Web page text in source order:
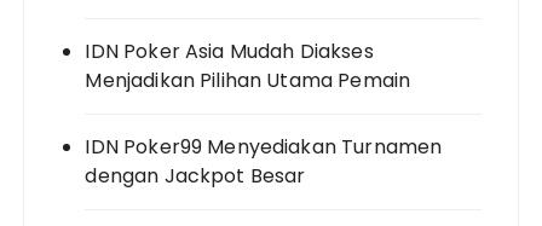
IDN Poker Asia Mudah Diakses
Menjadikan Pilihan Utama Pemain
IDN Poker99 Menyediakan Turnamen
dengan Jackpot Besar